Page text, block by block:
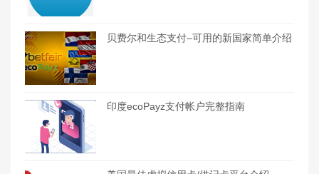
贝费尔和生态支付–可用的新国家简单介绍
印度ecoPayz支付帐户完整指南